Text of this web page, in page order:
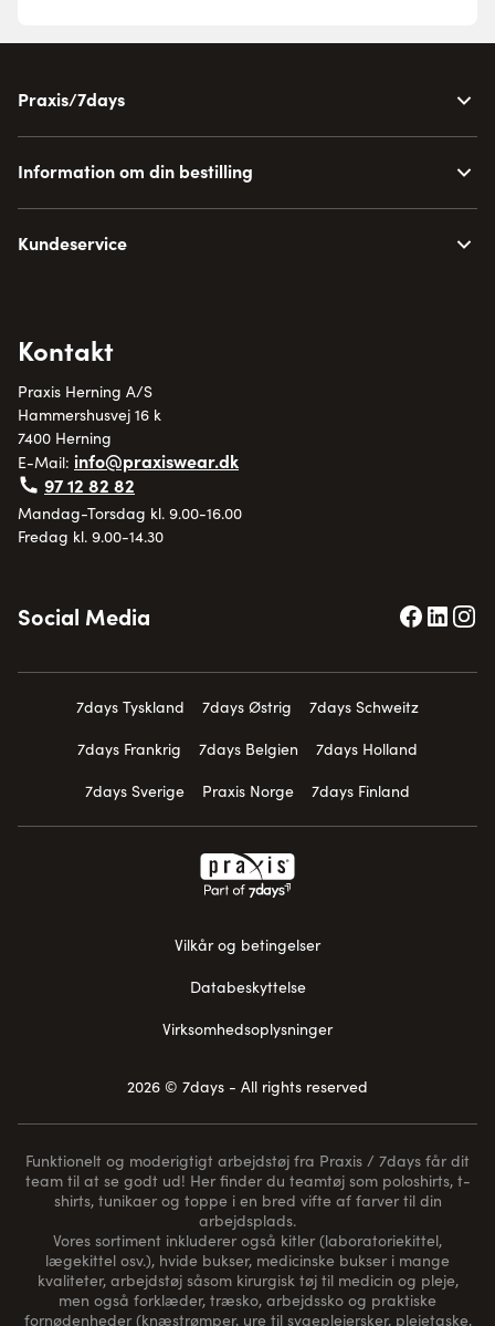
Praxis/7days
Information om din bestilling
Kundeservice
Kontakt
Praxis Herning A/S
Hammershusvej 16 k
7400 Herning
E-Mail: info@praxiswear.dk
97 12 82 82
Mandag-Torsdag kl. 9.00-16.00
Fredag kl. 9.00-14.30
Social Media
7days Tyskland 7days Østrig
7days Schweitz
7days Frankrig
7days Belgien
7days Holland
7days Sverige
Praxis Norge 7days Finland
Vilkår og betingelser
Databeskyttelse
Virksomhedsoplysninger
2026 © 7days - All rights reserved
Funktionelt og moderigtigt arbejdstøj fra Praxis / 7days får dit
team til at se godt ud! Her finder du teamtøj som poloshirts, t-
shirts, tunikaer og toppe i en bred vifte af farver til din
arbejdsplads.
Vores sortiment inkluderer også kitler (laboratoriekittel,
lægekittel osv.), hvide bukser, medicinske bukser i mange
kvaliteter, arbejdstøj såsom kirurgisk tøj til medicin og pleje,
men også forklæder, træsko, arbejdssko og praktiske
fornødenheder (knæstrømper, ure til sygeplejersker, plejetaske,